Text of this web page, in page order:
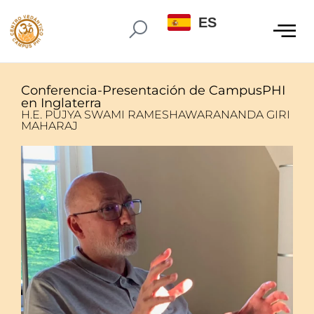
ES
Conferencia-Presentación de CampusPHI
en Inglaterra
H.E. PUJYA SWAMI RAMESHAWARANANDA GIRI
MAHARAJ